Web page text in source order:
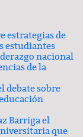
estrategias de
estudiantes
nacional
de la
debate sobre
Barriga el
que